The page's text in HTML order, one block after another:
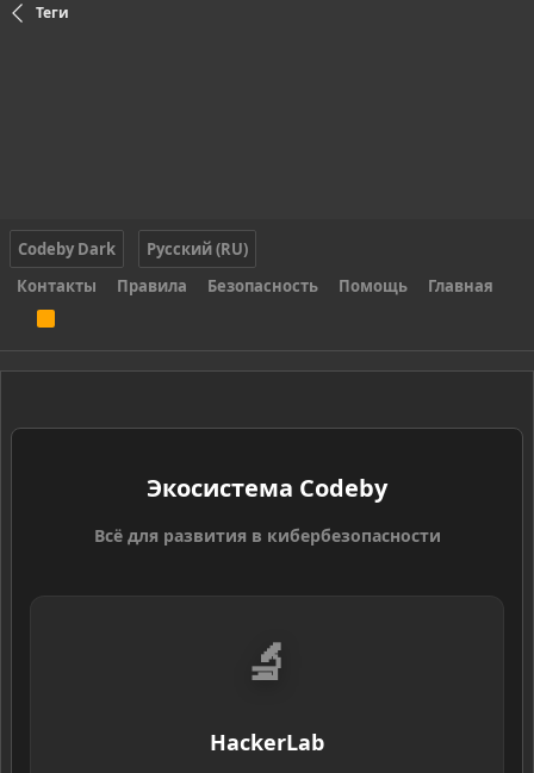
Теги
Codeby Dark
Русский (RU)
Контакты
Правила Безопасность Помощь Главная
S
Экосистема Codeby
Всё для развития в кибербезопасности
🔬
HackerLab